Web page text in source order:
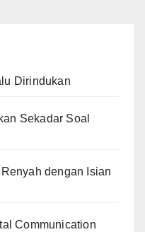
Dirindukan
Sekadar Soal
dengan Isian
Communication